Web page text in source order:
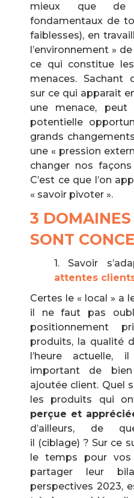
mieux que
fondamentaux de
faiblesses), en
l’environnement »
ce qui constitue
menaces. Sachant
sur ce qui apparait
une menace,
potentielle
grands
une « pression
changer nos
C’est ce que l’on
« savoir pivoter ».
3 DOMAINES
SONT
1. Savoir
attentes
Certes le « local » a
il ne faut pas
positionnement
produits, la qualité
l’heure actuelle,
important de
ajoutée client. Quel
les produits qui
perçue et
d’ailleurs, de
il (ciblage) ? Sur ce
le temps pour
partager leur
perspectives 2023,